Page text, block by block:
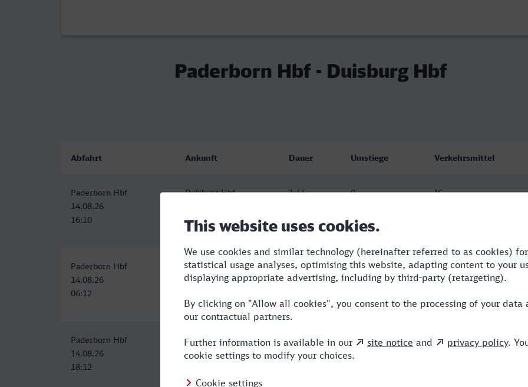
Paderborn Hbf - Duisburg Hbf
Abfahrt Ankunft Dauer Umstiege Verkehrsmittel
Paderborn Hbf
14.08.26
16:10
Duisburg Hbf
17:54
1:44 0 IC
Paderborn Hbf
14.08.26
06:12
Duisburg Hbf
14.08.26
1:47 0 NX
Paderborn Hbf
14.08.26
18:12
Duisburg Hbf
14.08.26
1:47 0 NX